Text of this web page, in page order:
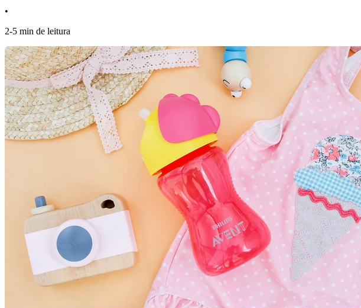
•
2-5 min de leitura